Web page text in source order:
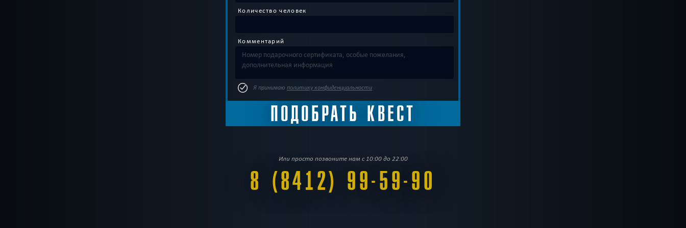
Количество человек
Комментарий
Я принимаю политику конфиденциальности
Или просто позвоните нам с 10:00 до 22:00
8 (8412) 99-59-90